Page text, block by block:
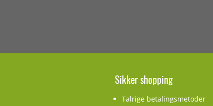
Sikker shopping
Talrige betalingsmetoder